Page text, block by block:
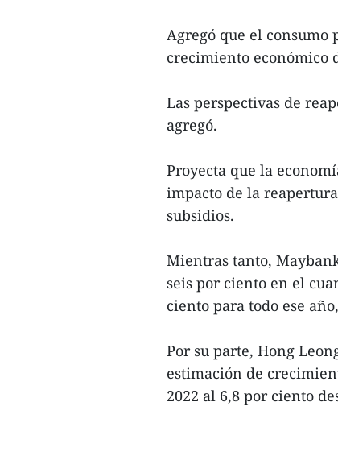
Agregó que el
crecimiento económico
Las perspectivas de
agregó.
Proyecta que la
impacto de la
subsidios.
Mientras tanto,
seis por ciento en el
ciento para todo ese
Por su parte, Hong
estimación de
2022 al 6,8 por ciento